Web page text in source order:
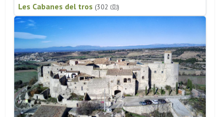
Les Cabanes del tros (302 )